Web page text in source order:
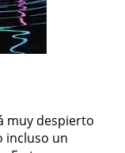
muy despierto
incluso un